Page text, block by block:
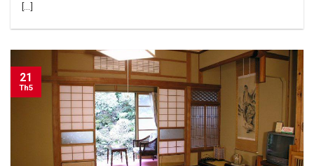
[...]
21
Th5